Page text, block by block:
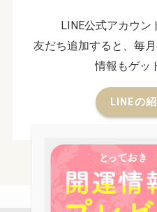
LINE公式アカウン
友だち追加すると、毎
情報もゲッ
LINEの